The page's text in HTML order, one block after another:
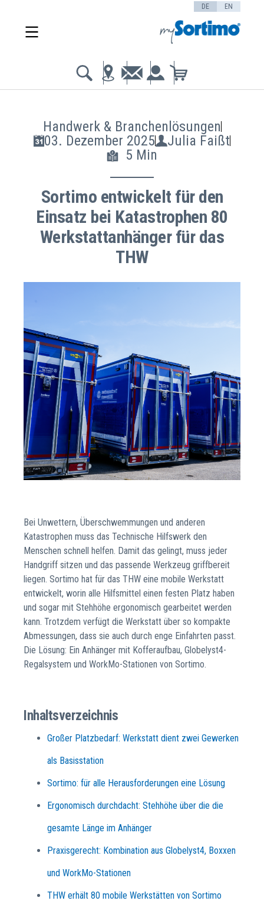
DE EN
Handwerk & Branchenlösungen
03. Dezember 2025
Julia Faißt
5 Min
Sortimo entwickelt für den
Einsatz bei Katastrophen 80
Werkstattanhänger für das
THW
Bei Unwettern, Überschwemmungen und anderen
Katastrophen muss das Technische Hilfswerk den
Menschen schnell helfen. Damit das gelingt, muss jeder
Handgriff sitzen und das passende Werkzeug griffbereit
liegen. Sortimo hat für das THW eine mobile Werkstatt
entwickelt, worin alle Hilfsmittel einen festen Platz haben
und sogar mit Stehhöhe ergonomisch gearbeitet werden
kann. Trotzdem verfügt die Werkstatt über so kompakte
Abmessungen, dass sie auch durch enge Einfahrten passt.
Die Lösung: Ein Anhänger mit Kofferaufbau, Globelyst4-
Regalsystem und WorkMo-Stationen von Sortimo.
Inhaltsverzeichnis
Großer Platzbedarf: Werkstatt dient zwei Gewerken
als Basisstation
Sortimo: für alle Herausforderungen eine Lösung
Ergonomisch durchdacht: Stehhöhe über die die
gesamte Länge im Anhänger
Praxisgerecht: Kombination aus Globelyst4, Boxxen
und WorkMo-Stationen
THW erhält 80 mobile Werkstätten von Sortimo